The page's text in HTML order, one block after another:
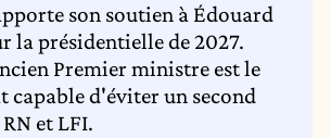
son soutien à Édouard
la présidentielle de 2027.
Premier ministre est le
capable d'éviter un second
et LFI.